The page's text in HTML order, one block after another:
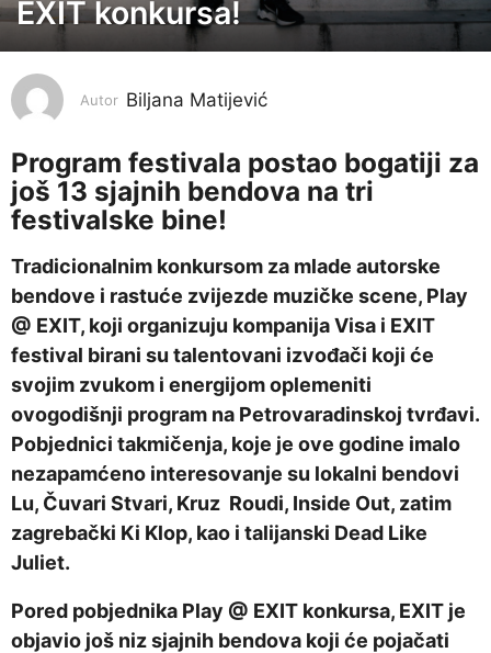
g
n
e
p
r
j
e
2
g
o
d
i
n
e
p
r
i
EXIT konkursa!
Autor Biljana Matijević
Program festivala postao bogatiji za
još 13 sjajnih bendova na tri
festivalske bine!
Tradicionalnim konkursom za mlade autorske
bendove i rastuće zvijezde muzičke scene, Play
@ EXIT, koji organizuju kompanija Visa i EXIT
festival birani su talentovani izvođači koji će
svojim zvukom i energijom oplemeniti
ovogodišnji program na Petrovaradinskoj tvrđavi.
Pobjednici takmičenja, koje je ove godine imalo
nezapamćeno interesovanje su lokalni bendovi
Lu, Čuvari Stvari, Kruz Roudi, Inside Out, zatim
zagrebački Ki Klop, kao i talijanski Dead Like
Juliet.
Pored pobjednika Play @ EXIT konkursa, EXIT je
objavio još niz sjajnih bendova koji će pojačati